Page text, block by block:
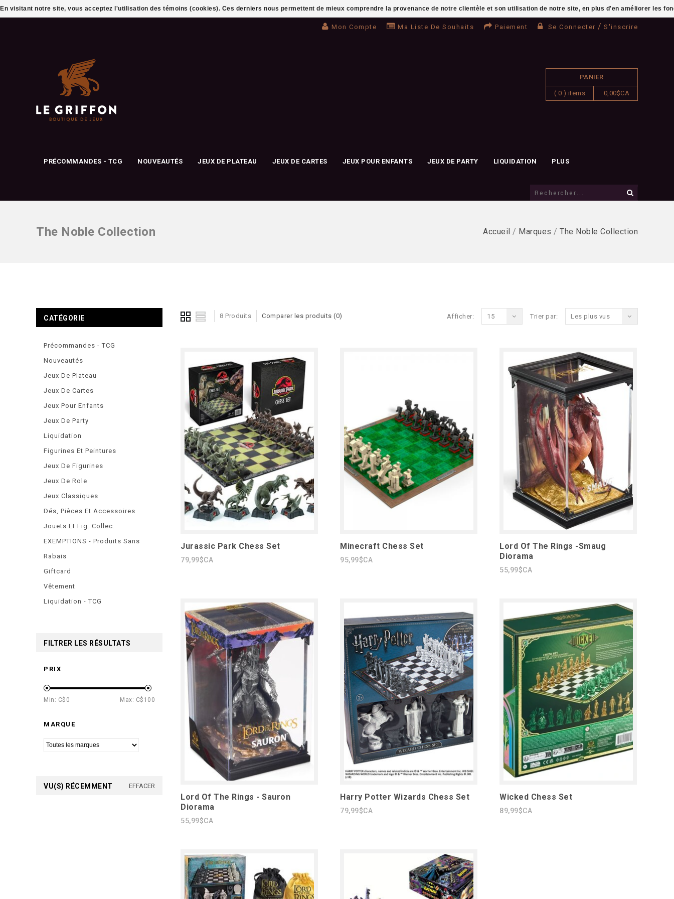
Mon Compte Ma Liste De Souhaits Paiement Se Connecter / S'inscrire
PANIER
( 0 ) items 0,00$CA
PRÉCOMMANDES - TCG NOUVEAUTÉS JEUX DE PLATEAU JEUX DE CARTES JEUX POUR ENFANTS JEUX DE PARTY LIQUIDATION PLUS
The Noble Collection Accueil / Marques / The Noble Collection
8 Produits Comparer les produits (0) Trier par: Les plus vus
Afficher: 15
Jurassic Park Chess Set
79,99$CA
Minecraft Chess Set
95,99$CA
Lord Of The Rings -Smaug
Diorama
55,99$CA
Lord Of The Rings - Sauron
Diorama
55,99$CA
Harry Potter Wizards Chess Set
79,99$CA
Wicked Chess Set
89,99$CA
CATÉGORIE
Précommandes - TCG
Nouveautés
Jeux De Plateau
Jeux De Cartes
Jeux Pour Enfants
Jeux De Party
Liquidation
Figurines Et Peintures
Jeux De Figurines
Jeux De Role
Jeux Classiques
Dés, Pièces Et Accessoires
Jouets Et Fig. Collec.
EXEMPTIONS - Produits Sans
Rabais
Giftcard
Vêtement
Liquidation - TCG
FILTRER LES RÉSULTATS
PRIX
Min: C$ 0 Max: C$ 100
MARQUE
VU(S) RÉCEMMENT EFFACER
En visitant notre site, vous acceptez l'utilisation des témoins (cookies). Ces derniers nous permettent de mieux comprendre la provenance de notre clientèle et son utilisation de notre site, en plus d'en améliorer les